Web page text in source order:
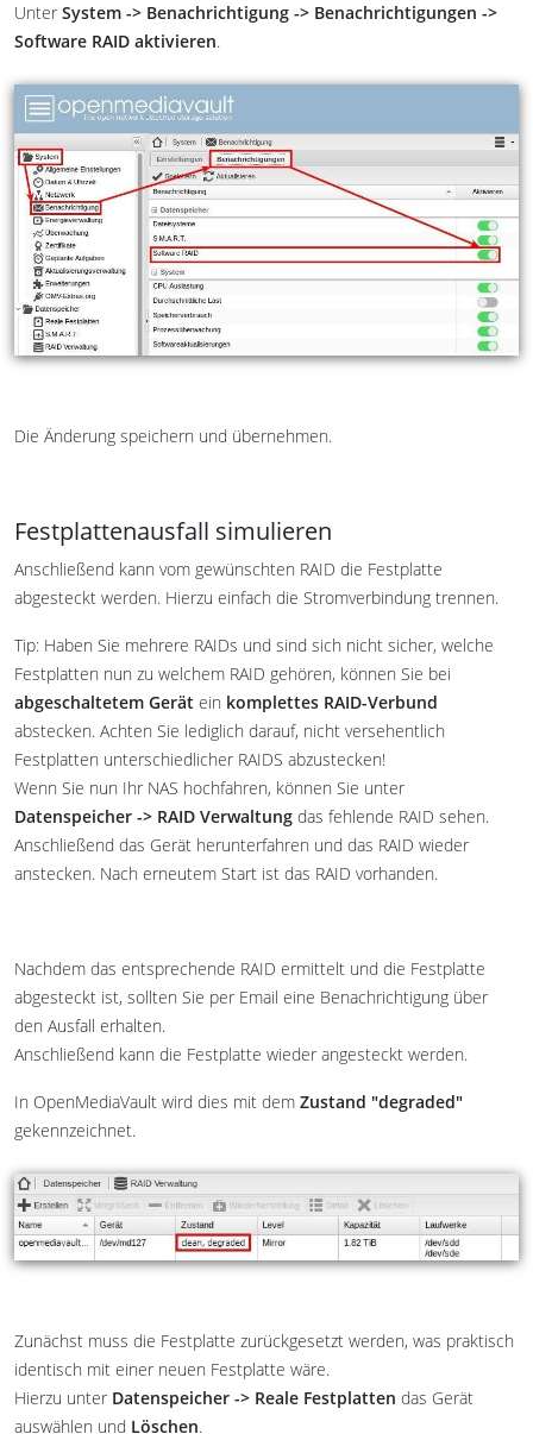
Unter System -> Benachrichtigung -> Benachrichtigungen ->
Software RAID aktivieren.
Die Änderung speichern und übernehmen.
Festplattenausfall simulieren
Anschließend kann vom gewünschten RAID die Festplatte
abgesteckt werden. Hierzu einfach die Stromverbindung trennen.
Tip: Haben Sie mehrere RAIDs und sind sich nicht sicher, welche
Festplatten nun zu welchem RAID gehören, können Sie bei
abgeschaltetem Gerät ein komplettes RAID-Verbund
abstecken. Achten Sie lediglich darauf, nicht versehentlich
Festplatten unterschiedlicher RAIDS abzustecken!
Wenn Sie nun Ihr NAS hochfahren, können Sie unter
Datenspeicher -> RAID Verwaltung das fehlende RAID sehen.
Anschließend das Gerät herunterfahren und das RAID wieder
anstecken. Nach erneutem Start ist das RAID vorhanden.
Nachdem das entsprechende RAID ermittelt und die Festplatte
abgesteckt ist, sollten Sie per Email eine Benachrichtigung über
den Ausfall erhalten.
Anschließend kann die Festplatte wieder angesteckt werden.
In OpenMediaVault wird dies mit dem Zustand "degraded"
gekennzeichnet.
Zunächst muss die Festplatte zurückgesetzt werden, was praktisch
identisch mit einer neuen Festplatte wäre.
Hierzu unter Datenspeicher -> Reale Festplatten das Gerät
auswählen und Löschen.